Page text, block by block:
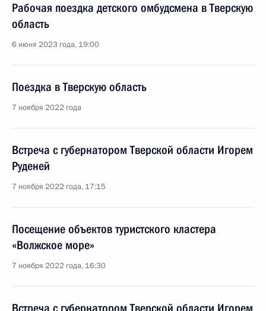
Рабочая поездка детского омбудсмена в Тверскую
область
6 июня 2023 года, 19:00
Поездка в Тверскую область
7 ноября 2022 года
Встреча с губернатором Тверской области Игорем
Руденей
7 ноября 2022 года, 17:15
Посещение объектов туристского кластера
«Волжское море»
7 ноября 2022 года, 16:30
Встреча с губернатором Тверской области Игорем